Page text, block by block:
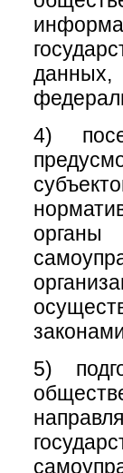
данных,
4)
органы
5)